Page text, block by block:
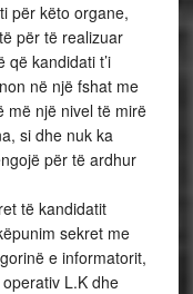
për këto organe,
për të realizuar
kandidati t’i
në një fshat me
më një nivel të mirë
si dhe nuk ka
për të ardhur
të kandidatit
sekret me
e informatorit,
L.K dhe